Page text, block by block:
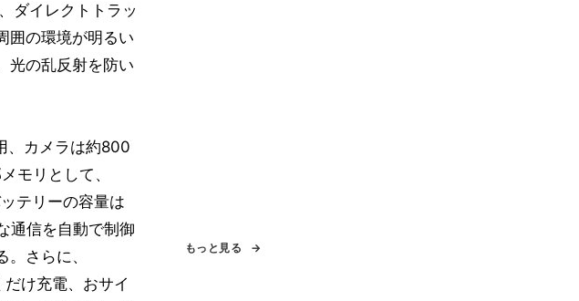
ダイレクトトラッ
囲の環境が明るい
光の乱反射を防い
、カメラは約800
モリとして、
テリーの容量は
通信を自動で制御
さらに、
け充電、おサイ
もっと見る